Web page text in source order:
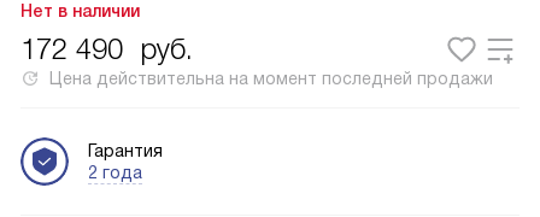
Нет в наличии
172 490 руб.
Цена действительна на момент последней продажи
Гарантия
2 года